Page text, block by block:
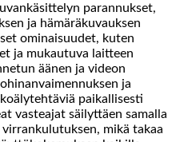
parannukset,
ja hämäräkuvauksen
ominaisuudet, kuten
ja mukautuva laitteen
äänen ja videon
ja
paikallisesti
vasteajat säilyttäen samalla
mikä takaa